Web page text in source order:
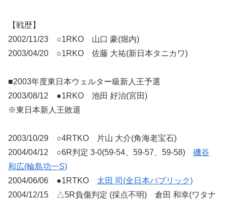
【戦歴】
2002/11/23 ○1RKO 山口 豪(堀内)
2003/04/20 ○1RKO 佐藤 大祐(新日本タニカワ)
■2003年度東日本ウェルター級新人王予選
2003/08/12 ●1RKO 池田 好治(宮田)
※東日本新人王敗退
2003/10/29 ○4RTKO 片山 大介(角海老宝石)
2004/04/12 ○6R判定 3-0(59-54、59-57、59-58) 磯谷
和広(輪島功一S)
2004/06/06 ●1RTKO 太田 司(全日本パブリック)
2004/12/15 △5R負傷判定 (採点不明) 倉田 和幸(ワタナ